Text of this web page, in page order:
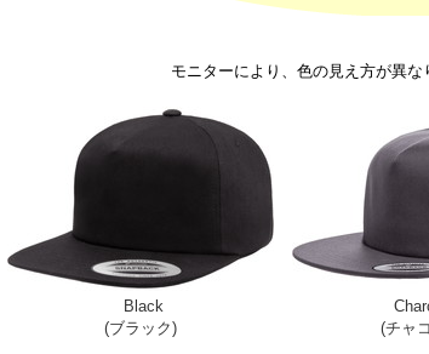
モニターにより、色の見え方が異
Black
(ブラック)
(チャ